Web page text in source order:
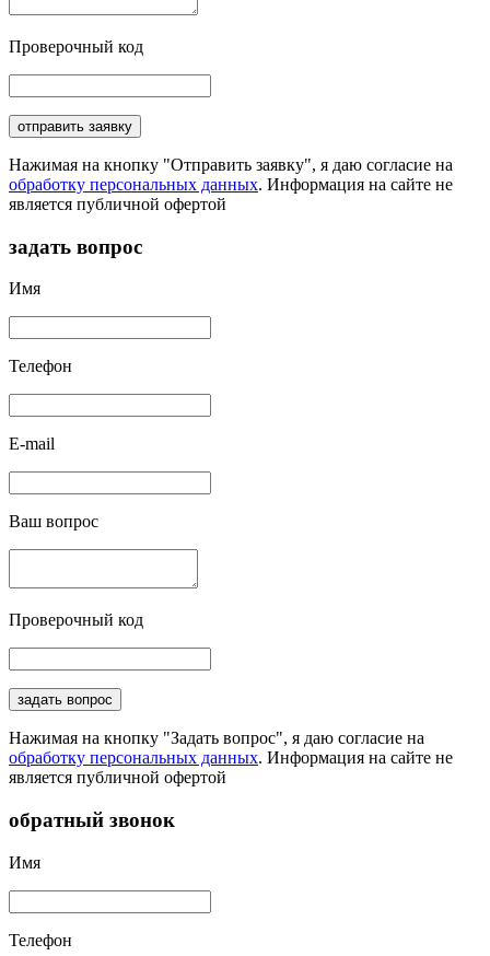
Проверочный код
отправить заявку
Нажимая на кнопку "Отправить заявку", я даю согласие на
обработку персональных данных. Информация на сайте не
является публичной офертой
задать вопрос
Имя
Телефон
E-mail
Ваш вопрос
Проверочный код
задать вопрос
Нажимая на кнопку "Задать вопрос", я даю согласие на
обработку персональных данных. Информация на сайте не
является публичной офертой
обратный звонок
Имя
Телефон